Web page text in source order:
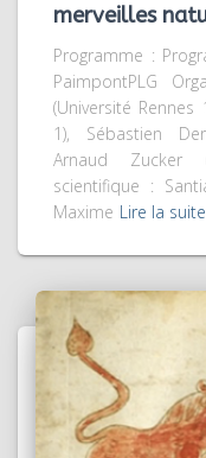
merveilles
Programme :
PaimpontPLG
(Université Rennes
1), Sébastien
Arnaud Zucker
scientifique :
Maxime Lire la